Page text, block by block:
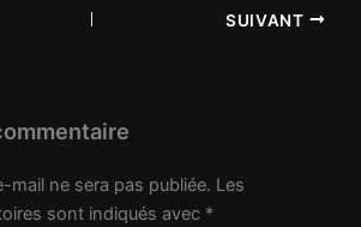
SUIVANT
mail ne sera pas publiée. Les
sont indiqués avec *